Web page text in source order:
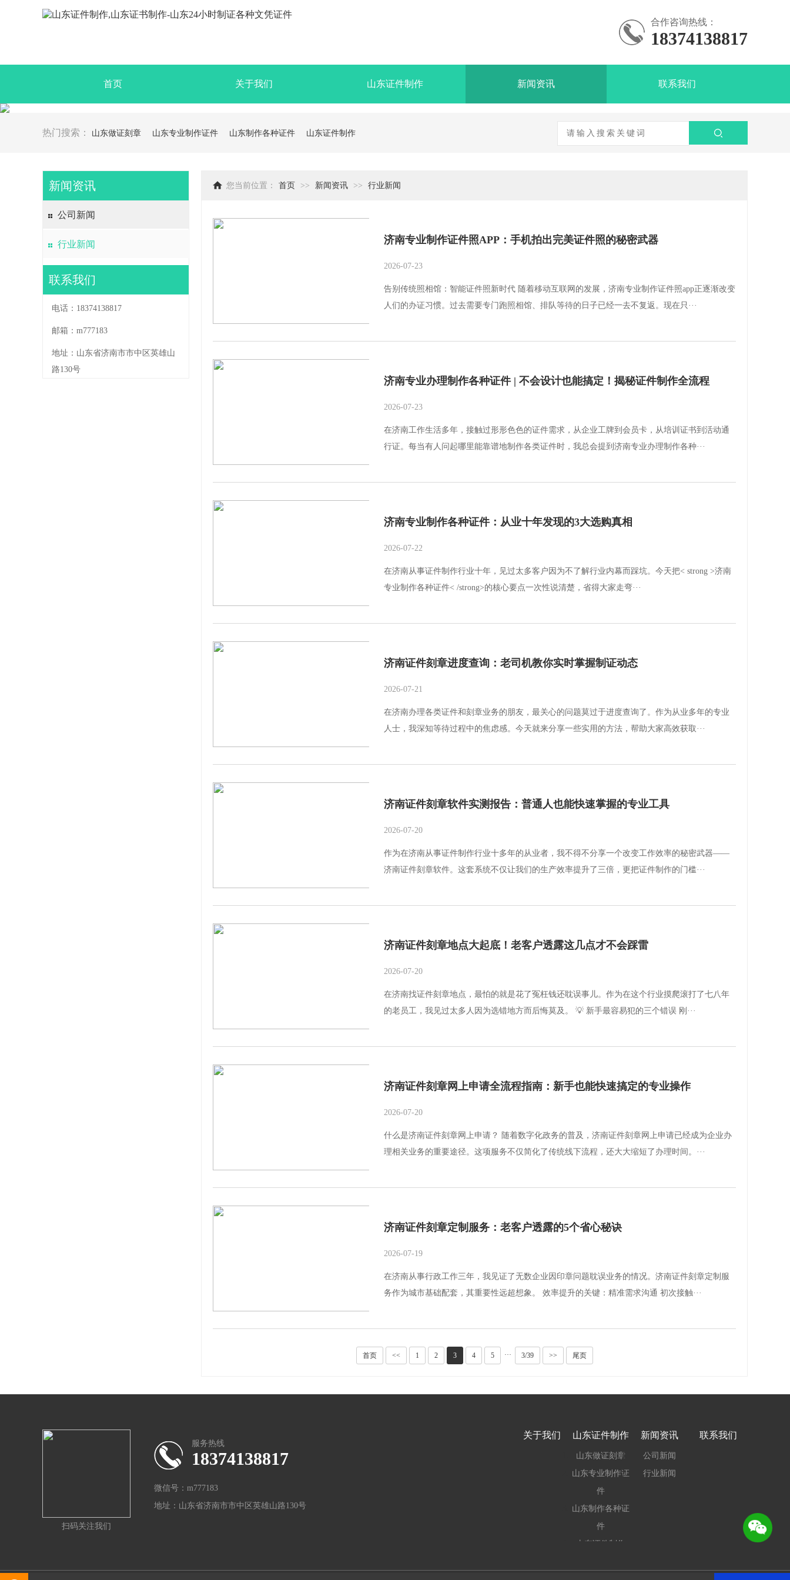
合作咨询热线：
18374138817
首页 关于我们 山东证件制作 新闻资讯 联系我们
热门搜索： 山东做证刻章 山东专业制作证件 山东制作各种证件 山东证件制作
新闻资讯
公司新闻
行业新闻
联系我们
电话：18374138817
邮箱：m777183
地址：山东省济南市市中区英雄山
路130号
您当前位置： 首页 >> 新闻资讯 >> 行业新闻
济南专业制作证件照APP：手机拍出完美证件照的秘密武器
2026-07-23
告别传统照相馆：智能证件照新时代 随着移动互联网的发展，济南专业制作证件照app正逐渐改变
人们的办证习惯。过去需要专门跑照相馆、排队等待的日子已经一去不复返。现在只···
济南专业办理制作各种证件 | 不会设计也能搞定！揭秘证件制作全流程
2026-07-23
在济南工作生活多年，接触过形形色色的证件需求，从企业工牌到会员卡，从培训证书到活动通
行证。每当有人问起哪里能靠谱地制作各类证件时，我总会提到济南专业办理制作各种···
济南专业制作各种证件：从业十年发现的3大选购真相
2026-07-22
在济南从事证件制作行业十年，见过太多客户因为不了解行业内幕而踩坑。今天把< strong >济南
专业制作各种证件< /strong>的核心要点一次性说清楚，省得大家走弯···
济南证件刻章进度查询：老司机教你实时掌握制证动态
2026-07-21
在济南办理各类证件和刻章业务的朋友，最关心的问题莫过于进度查询了。作为从业多年的专业
人士，我深知等待过程中的焦虑感。今天就来分享一些实用的方法，帮助大家高效获取···
济南证件刻章软件实测报告：普通人也能快速掌握的专业工具
2026-07-20
作为在济南从事证件制作行业十多年的从业者，我不得不分享一个改变工作效率的秘密武器——
济南证件刻章软件。这套系统不仅让我们的生产效率提升了三倍，更把证件制作的门槛···
济南证件刻章地点大起底！老客户透露这几点才不会踩雷
2026-07-20
在济南找证件刻章地点，最怕的就是花了冤枉钱还耽误事儿。作为在这个行业摸爬滚打了七八年
的老员工，我见过太多人因为选错地方而后悔莫及。 💡 新手最容易犯的三个错误 刚···
济南证件刻章网上申请全流程指南：新手也能快速搞定的专业操作
2026-07-20
什么是济南证件刻章网上申请？ 随着数字化政务的普及，济南证件刻章网上申请已经成为企业办
理相关业务的重要途径。这项服务不仅简化了传统线下流程，还大大缩短了办理时间。···
济南证件刻章定制服务：老客户透露的5个省心秘诀
2026-07-19
在济南从事行政工作三年，我见证了无数企业因印章问题耽误业务的情况。济南证件刻章定制服
务作为城市基础配套，其重要性远超想象。 效率提升的关键：精准需求沟通 初次接触···
首页 << 1 2 3 4 5 ··· 3/39 >> 尾页
扫码关注我们
服务热线
18374138817
微信号：m777183
地址：山东省济南市市中区英雄山路130号
关于我们 山东证件制作
山东做证刻章
山东专业制作证
件
山东制作各种证
件
山东证件制作
新闻资讯
公司新闻
行业新闻
联系我们